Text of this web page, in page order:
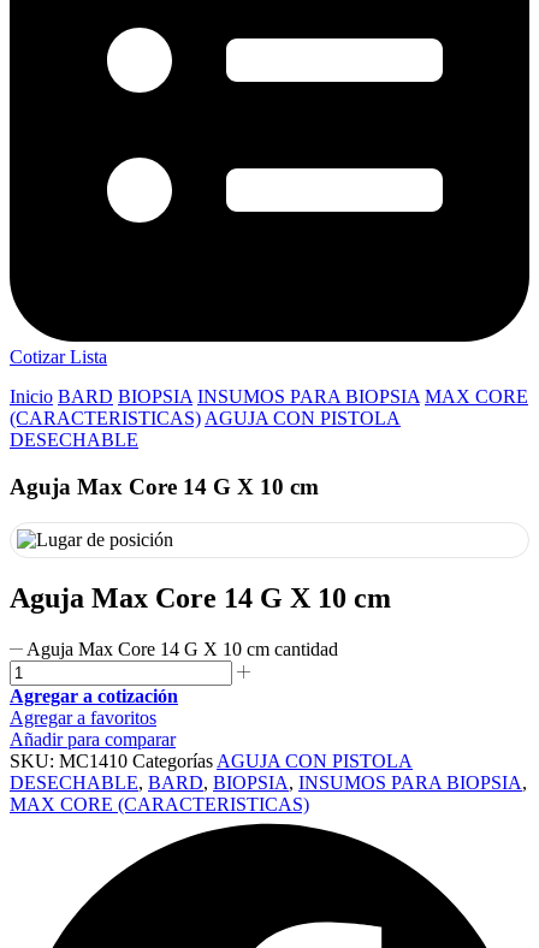
Cotizar Lista
Inicio BARD BIOPSIA INSUMOS PARA BIOPSIA MAX CORE
(CARACTERISTICAS) AGUJA CON PISTOLA
DESECHABLE
Aguja Max Core 14 G X 10 cm
Aguja Max Core 14 G X 10 cm
Aguja Max Core 14 G X 10 cm cantidad
Agregar a cotización
Agregar a favoritos
Añadir para comparar
SKU: MC1410 Categorías AGUJA CON PISTOLA
DESECHABLE, BARD, BIOPSIA, INSUMOS PARA BIOPSIA,
MAX CORE (CARACTERISTICAS)